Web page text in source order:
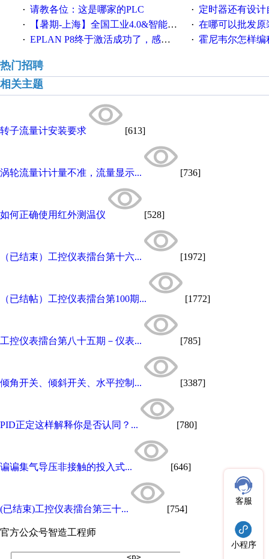
· 请教各位：这是哪家的PLC · 定时器还有设
· 【暑期-上海】全国工业4.0&智能制造高级培训班通知！ · 在哪可以批发原装正品
· EPLAN P8终于激活成功了，感谢网上无私的高人！ · 霍尼韦尔怎样编
热门招聘
相关主题
转子流量计安装要求 [613]
涡轮流量计计量不准，流量显示... [736]
如何正确使用红外测温仪 [528]
（已结束）工控仪表擂台第十六... [1972]
（已结帖）工控仪表擂台第100期... [1772]
工控仪表擂台第八十五期－仪表... [785]
倾角开关、倾斜开关、水平控制... [3387]
PID正定这样解释你是否认同？... [780]
谝谝集气导压非接触的投入式... [646]
(已结束)工控仪表擂台第三十... [754]
官方公众号智造工程师
客服
小程序